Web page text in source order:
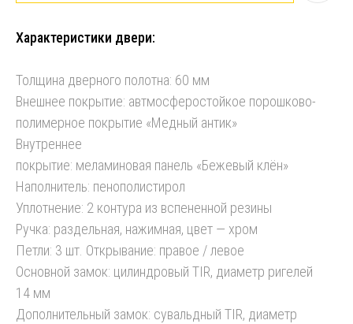
Характеристики двери:
Толщина дверного полотна: 60 мм
Внешнее покрытие: автмосферостойкое порошково-
полимерное покрытие «Медный антик»
Внутреннее
покрытие: меламиновая панель «Бежевый клён»
Наполнитель: пенополистирол
Уплотнение: 2 контура из вспененной резины
Ручка: раздельная, нажимная, цвет — хром
Петли: 3 шт. Открывание: правое / левое
Основной замок: цилиндровый TIR, диаметр ригелей
14 мм
Дополнительный замок: сувальдный TIR, диаметр